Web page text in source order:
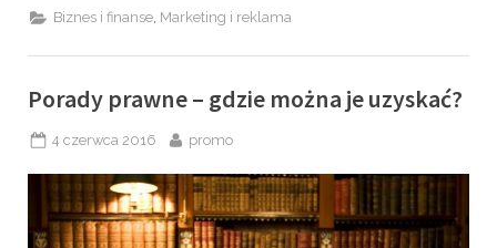
–
czy
Biznes i finanse, Marketing i reklama
Porady prawne – gdzie można je uzyskać?
Posted
4 czerwca 2016 By
promo